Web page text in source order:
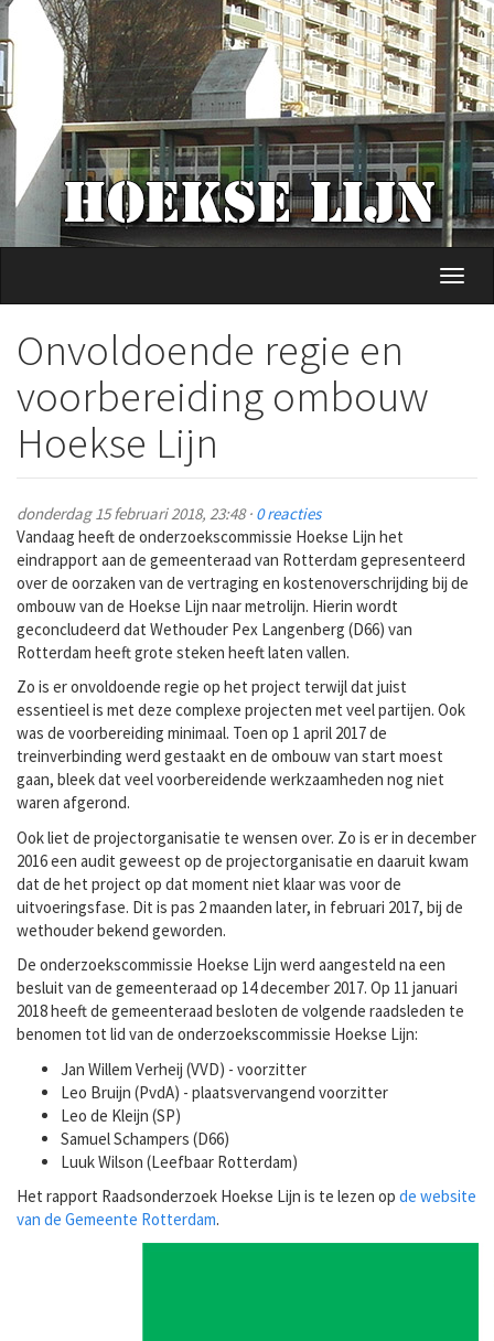
Overslaan
en
naar
de
inhoud
gaan
Onvoldoende regie en
voorbereiding ombouw
Hoekse Lijn
donderdag 15 februari 2018, 23:48 · 0 reacties
Vandaag heeft de onderzoekscommissie Hoekse Lijn het
eindrapport aan de gemeenteraad van Rotterdam gepresenteerd
over de oorzaken van de vertraging en kostenoverschrijding bij de
ombouw van de Hoekse Lijn naar metrolijn. Hierin wordt
geconcludeerd dat Wethouder Pex Langenberg (D66) van
Rotterdam heeft grote steken heeft laten vallen.
Zo is er onvoldoende regie op het project terwijl dat juist
essentieel is met deze complexe projecten met veel partijen. Ook
was de voorbereiding minimaal. Toen op 1 april 2017 de
treinverbinding werd gestaakt en de ombouw van start moest
gaan, bleek dat veel voorbereidende werkzaamheden nog niet
waren afgerond.
Ook liet de projectorganisatie te wensen over. Zo is er in december
2016 een audit geweest op de projectorganisatie en daaruit kwam
dat de het project op dat moment niet klaar was voor de
uitvoeringsfase. Dit is pas 2 maanden later, in februari 2017, bij de
wethouder bekend geworden.
De onderzoekscommissie Hoekse Lijn werd aangesteld na een
besluit van de gemeenteraad op 14 december 2017. Op 11 januari
2018 heeft de gemeenteraad besloten de volgende raadsleden te
benomen tot lid van de onderzoekscommissie Hoekse Lijn:
Jan Willem Verheij (VVD) - voorzitter
Leo Bruijn (PvdA) - plaatsvervangend voorzitter
Leo de Kleijn (SP)
Samuel Schampers (D66)
Luuk Wilson (Leefbaar Rotterdam)
Het rapport Raadsonderzoek Hoekse Lijn is te lezen op de website
van de Gemeente Rotterdam.